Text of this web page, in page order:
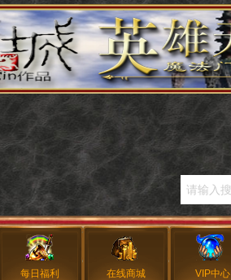
每日福利 在线商城 VIP中心